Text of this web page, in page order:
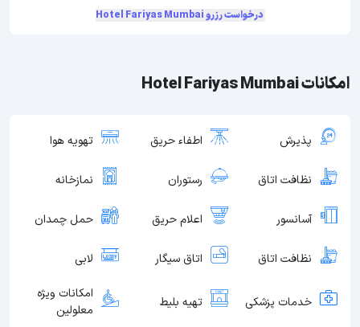
امکانات Hotel Fariyas Mumbai
پذیرش اطفاء حریق تهویه هوا
نظافت اتاق رستوران نمازخانه
آسانسور اعلام حریق حمل چمدان
نظافت اتاق اتاق سیگار لابی
خدمات پزشکی تهیه بلیط
امکانات ویژه
معلولین
درخواست رزرو Hotel Fariyas Mumbai